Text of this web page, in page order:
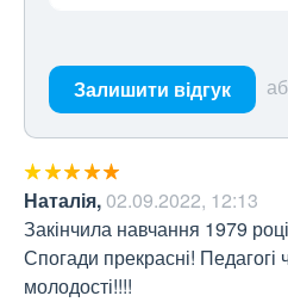
Залишити відгук
Наталія,02.09.2022, 12:13
Закінчила навчання 1979
Спогади прекрасні! Педагогі
молодості!!!!